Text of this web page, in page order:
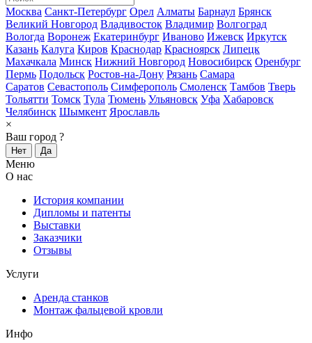
Москва Санкт-Петербург Орел Алматы Барнаул Брянск
Великий Новгород Владивосток Владимир Волгоград
Вологда Воронеж Екатеринбург Иваново Ижевск Иркутск
Казань Калуга Киров Краснодар Красноярск Липецк
Махачкала Минск Нижний Новгород Новосибирск Оренбург
Пермь Подольск Ростов-на-Дону Рязань Самара
Саратов Севастополь Симферополь Смоленск Тамбов Тверь
Тольятти Томск Тула Тюмень Ульяновск Уфа Хабаровск
Челябинск Шымкент Ярославль
×
Ваш город ?
Нет Да
Меню
О нас
История компании
Дипломы и патенты
Выставки
Заказчики
Отзывы
Услуги
Аренда станков
Монтаж фальцевой кровли
Инфо